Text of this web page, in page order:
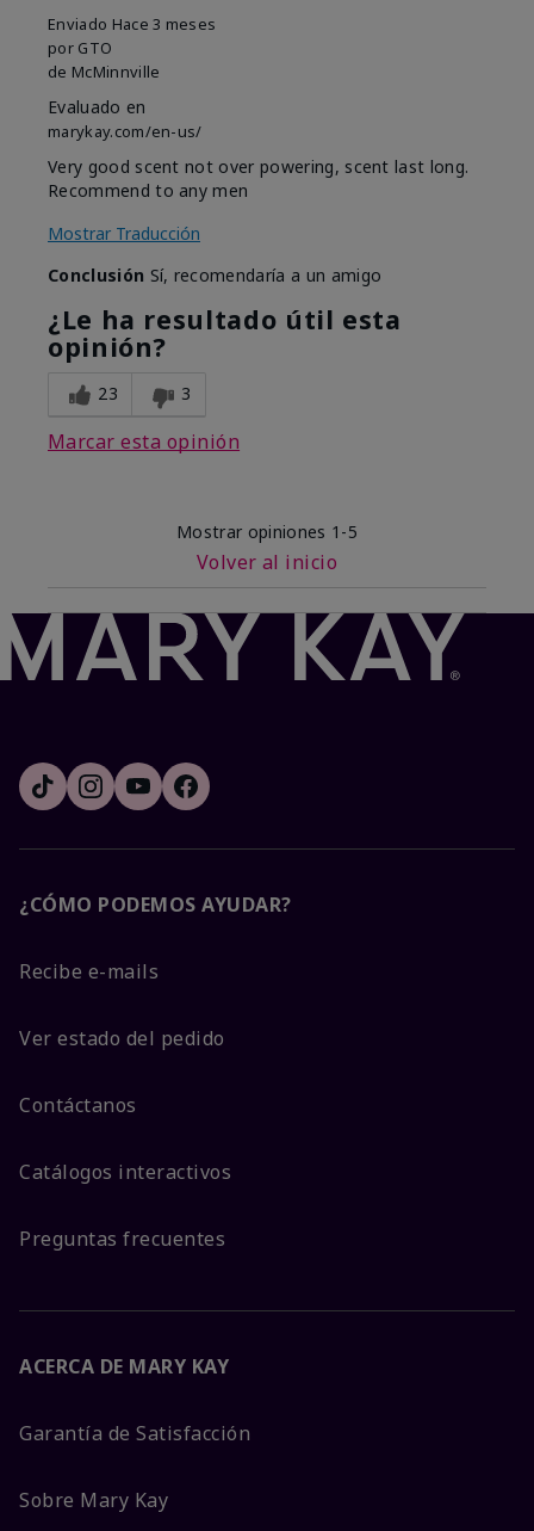
Enviado Hace 3 meses
por GTO
de McMinnville
Evaluado en
marykay.com/en-us/
Very good scent not over powering, scent last long.
Recommend to any men
Mostrar Traducción
Conclusión Sí, recomendaría a un amigo
¿Le ha resultado útil esta
opinión?
23 3
Marcar esta opinión
Mostrar opiniones 1-5
Volver al inicio
¿CÓMO PODEMOS AYUDAR?
Recibe e-mails
Ver estado del pedido
Contáctanos
Catálogos interactivos
Preguntas frecuentes
ACERCA DE MARY KAY
Garantía de Satisfacción
Sobre Mary Kay